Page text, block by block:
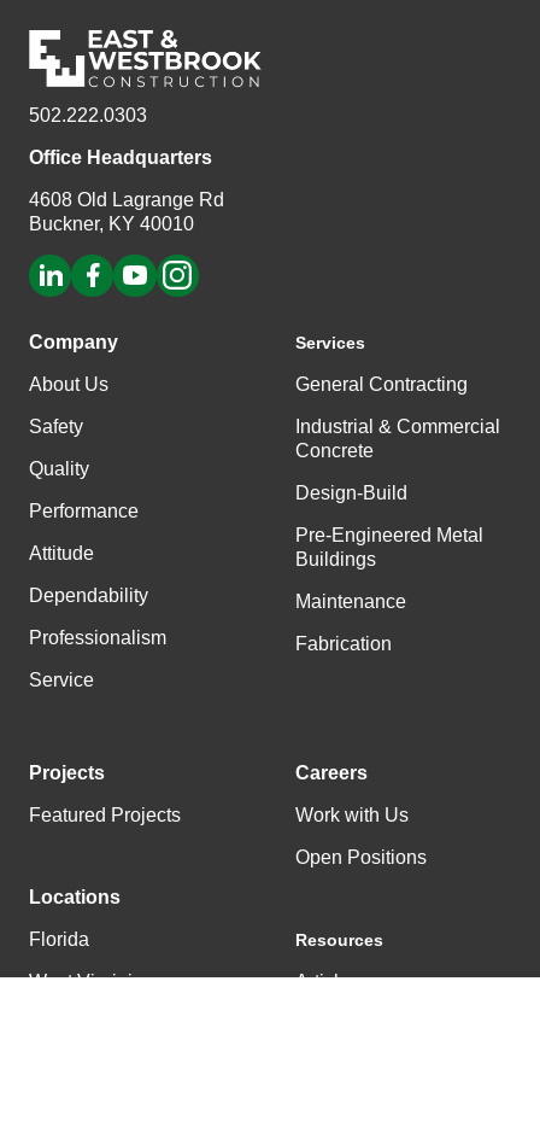
502.222.0303
Office Headquarters
4608 Old Lagrange Rd
Buckner, KY 40010
Company
About Us
Safety
Quality
Performance
Attitude
Dependability
Professionalism
Service
Services
General Contracting
Industrial & Commercial
Concrete
Design-Build
Pre-Engineered Metal
Buildings
Maintenance
Fabrication
Projects
Featured Projects
Locations
Florida
West Virginia
Careers
Work with Us
Open Positions
Resources
Articles